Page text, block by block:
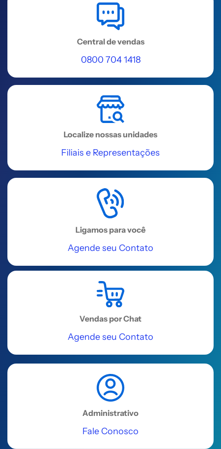
Central de vendas
0800 704 1418
Localize nossas unidades
Filiais e Representações
Ligamos para você
Agende seu Contato
Vendas por Chat
Agende seu Contato
Administrativo
Fale Conosco